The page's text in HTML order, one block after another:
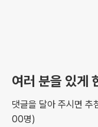
여러 분을 있게
댓글을 달아 주시면
00명)